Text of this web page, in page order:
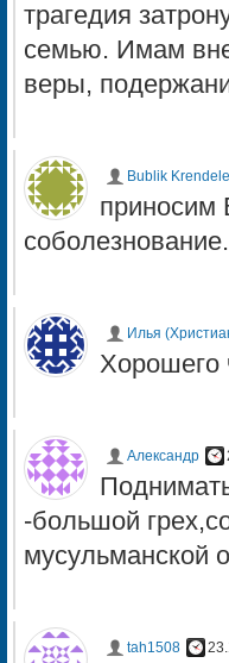
трагедия
семью. Имам
веры,
Bublik
Илья
Хорошего
Александр
-большой
мусульманской
tah1508